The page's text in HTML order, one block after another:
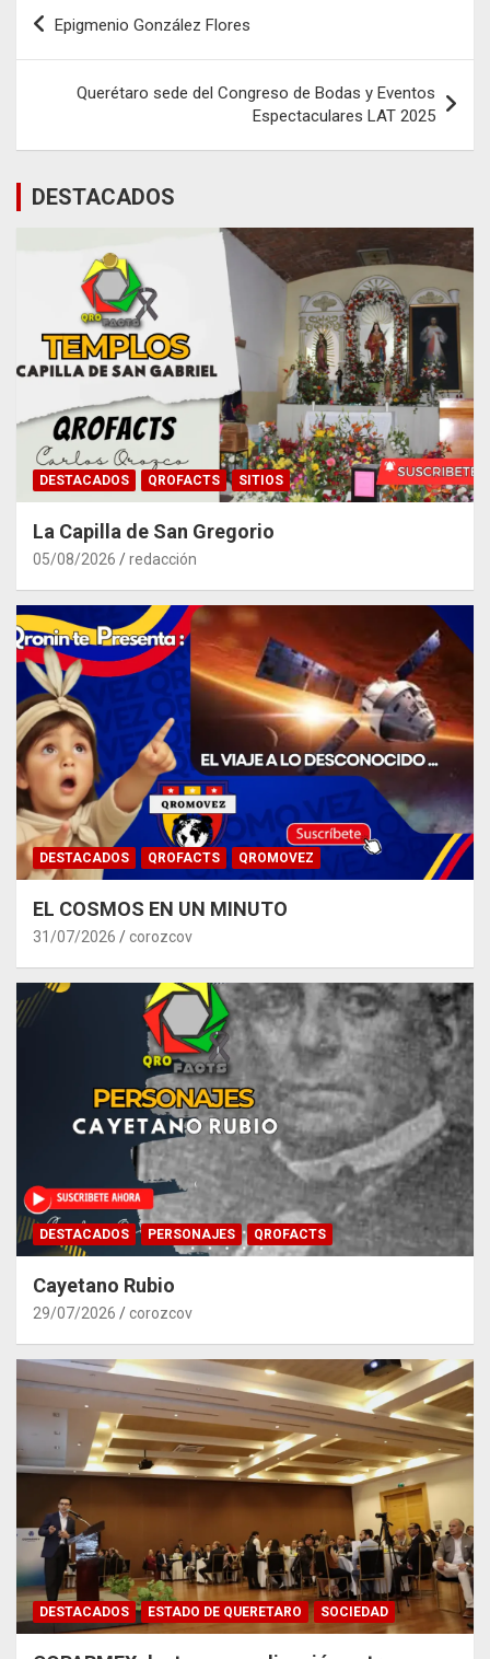
Navegación
entradas
Epigmenio González Flores
Querétaro sede del Congreso de Bodas y Eventos
Espectaculares LAT 2025
DESTACADOS
DESTACADOS QROFACTS SITIOS
La Capilla de San Gregorio
05/08/2026 redacción
DESTACADOS QROFACTS QROMOVEZ
EL COSMOS EN UN MINUTO
31/07/2026 corozcov
DESTACADOS PERSONAJES QROFACTS
Cayetano Rubio
29/07/2026 corozcov
DESTACADOS ESTADO DE QUERETARO SOCIEDAD